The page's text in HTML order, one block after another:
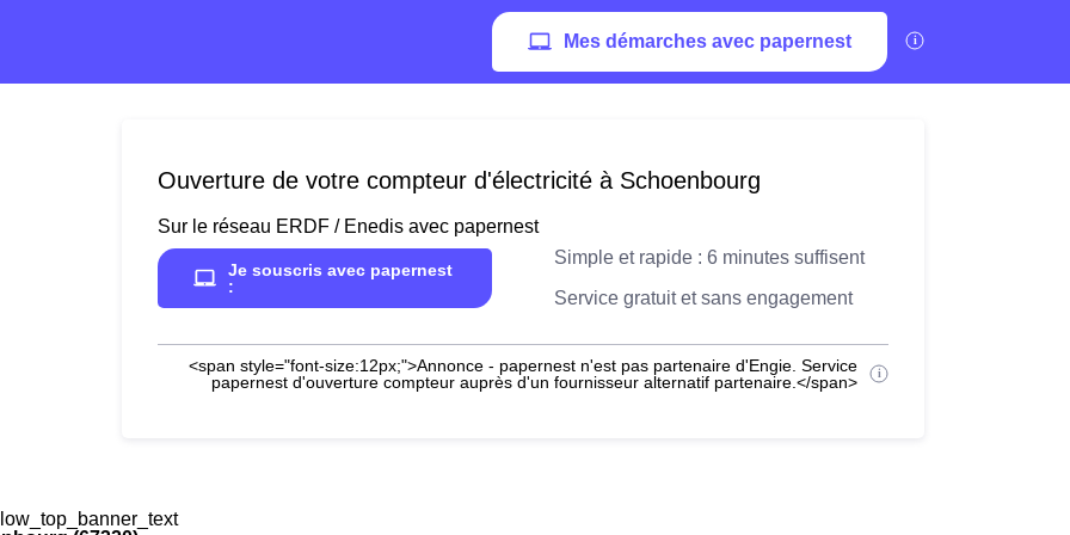
Mes démarches avec papernest
Ouverture de votre compteur d'électricité à Schoenbourg
Sur le réseau ERDF / Enedis avec papernest
Je souscris avec papernest
:
Simple et rapide : 6 minutes suffisent
Service gratuit et sans engagement
<span style="font-size:12px;">Annonce - papernest n'est pas partenaire d'Engie. Service
papernest d'ouverture compteur auprès d'un fournisseur alternatif partenaire.</span>